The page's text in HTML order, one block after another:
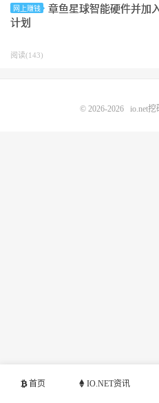
网上赚钱
章鱼星球智能硬件并加
计划
阅读(143)
首页 IO.NET资讯
© 2026-2026 io.net挖